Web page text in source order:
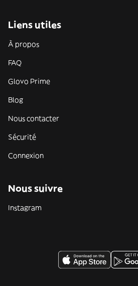
Liens utiles
À propos
FAQ
Glovo Prime
Blog
Nous contacter
Sécurité
Connexion
Nous suivre
Instagram